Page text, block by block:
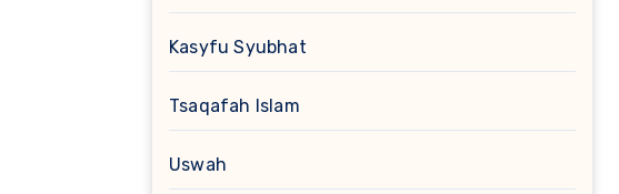
Kasyfu Syubhat
Tsaqafah Islam
Uswah